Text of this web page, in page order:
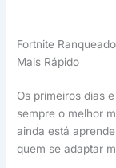
Fortnite
Mais Rápido
Os primeiros dias
sempre o melhor
ainda está
quem se adaptar